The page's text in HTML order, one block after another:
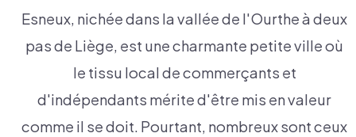
Esneux, nichée dans la vallée de l'Ourthe à deux
pas de Liège, est une charmante petite ville où
le tissu local de commerçants et
d'indépendants mérite d'être mis en valeur
comme il se doit. Pourtant, nombreux sont ceux